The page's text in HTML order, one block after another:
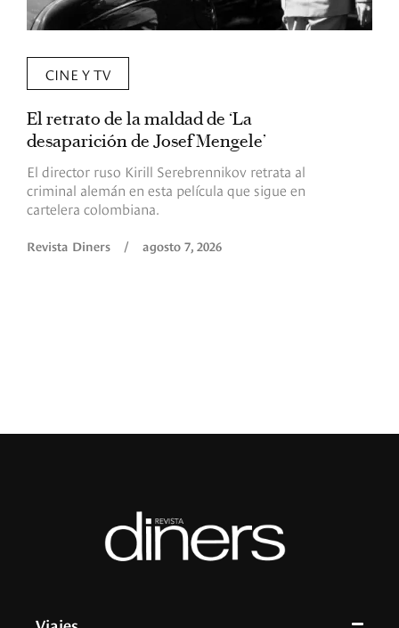
CINE Y TV
El retrato de la maldad de ‘La
desaparición de Josef Mengele’
El director ruso Kirill Serebrennikov retrata al
criminal alemán en esta película que sigue en
cartelera colombiana.
Revista Diners / agosto 7, 2026